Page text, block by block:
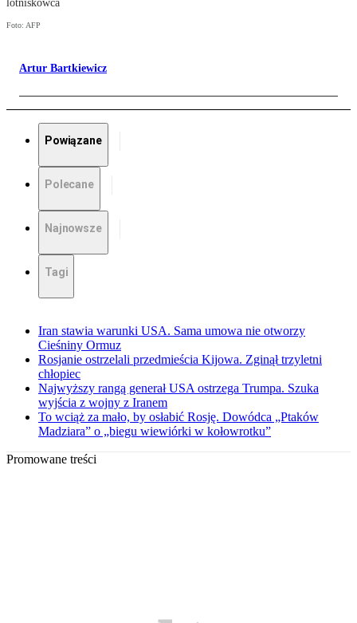
lotniskowca
Foto: AFP
Artur Bartkiewicz
Powiązane
Polecane
Najnowsze
Tagi
Iran stawia warunki USA. Sama umowa nie otworzy
Cieśniny Ormuz
Rosjanie ostrzelali przedmieścia Kijowa. Zginął trzyletni
chłopiec
Najwyższy rangą generał USA ostrzega Trumpa. Szuka
wyjścia z wojny z Iranem
To wciąż za mało, by osłabić Rosję. Dowódca „Ptaków
Madziara” o „biegu wiewiórki w kołowrotku”
Promowane treści